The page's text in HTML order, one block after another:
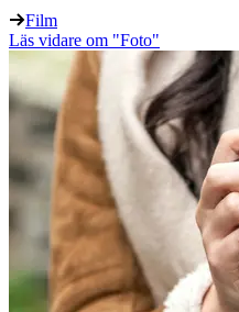
Film
Läs vidare om "Foto"